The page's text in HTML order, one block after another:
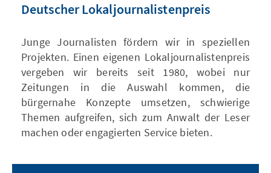
Deutscher Lokaljournalistenpreis
Junge Journalisten fördern wir in speziellen
Projekten. Einen eigenen Lokaljournalistenpreis
vergeben wir bereits seit 1980, wobei nur
Zeitungen in die Auswahl kommen, die
bürgernahe Konzepte umsetzen, schwierige
Themen aufgreifen, sich zum Anwalt der Leser
machen oder engagierten Service bieten.